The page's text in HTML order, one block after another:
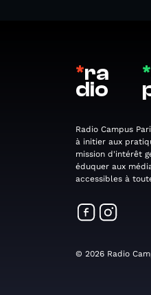
*ra
dio
*
Radio Campus
à initier aux
mission d'intérêt
éduquer aux
accessibles à
© 2026 Radio